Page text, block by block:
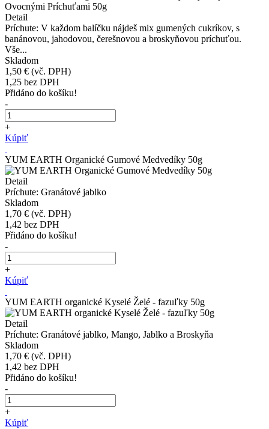
Detail
Príchute: V každom balíčku nájdeš mix gumených cukríkov, s
banánovou, jahodovou, čerešnovou a broskyňovou príchuťou.
Vše...
Skladom
1,50 € (vč. DPH)
1,25 bez DPH
Přidáno do košíku!
-
+
Kúpiť
YUM EARTH Organické Gumové Medvedíky 50g
Detail
Príchute: Granátové jablko
Skladom
1,70 € (vč. DPH)
1,42 bez DPH
Přidáno do košíku!
-
+
Kúpiť
YUM EARTH organické Kyselé Želé - fazuľky 50g
Detail
Príchute: Granátové jablko, Mango, Jablko a Broskyňa
Skladom
1,70 € (vč. DPH)
1,42 bez DPH
Přidáno do košíku!
-
+
Kúpiť